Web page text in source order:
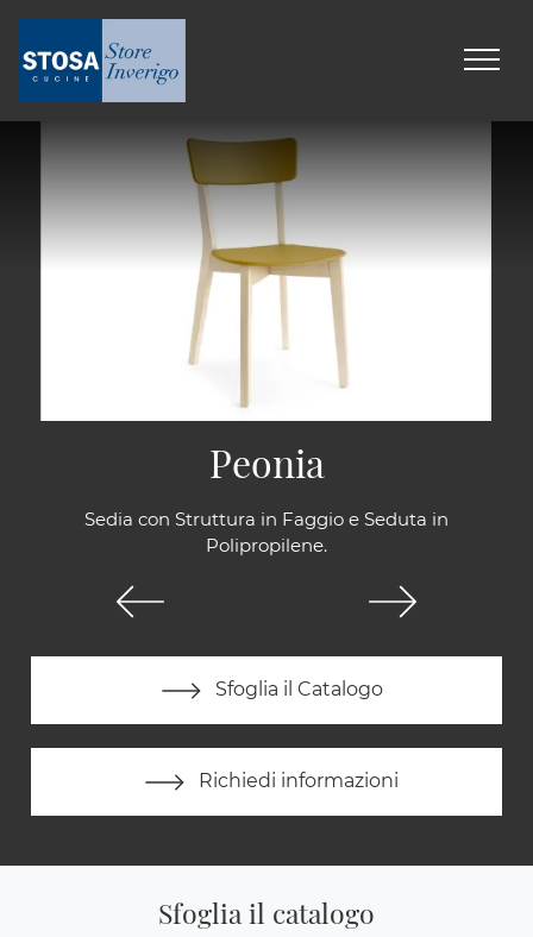
Sedia con Struttura in Faggio e Seduta in
Polipropilene.
Sfoglia il Catalogo
Richiedi informazioni
Peonia
Sfoglia il catalogo